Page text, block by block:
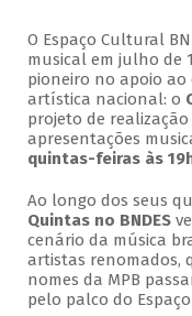
O Espaço Cultural
musical em julho de
pioneiro no apoio
artística nacional: o
projeto de
apresentações
quintas-feiras às
Ao longo dos seus
Quintas no BNDES
cenário da música
artistas renomados,
nomes da MPB
pelo palco do